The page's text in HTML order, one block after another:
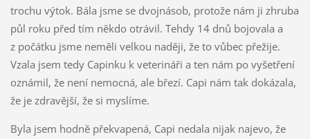
trochu výtok. Bála jsme se dvojnásob, protože nám ji zhruba
půl roku před tím někdo otrávil. Tehdy 14 dnů bojovala a
z počátku jsme neměli velkou naději, že to vůbec přežije.
Vzala jsem tedy Capinku k veterináři a ten nám po vyšetření
oznámil, že není nemocná, ale březí. Capi nám tak dokázala,
že je zdravější, že si myslíme.
Byla jsem hodně překvapená, Capi nedala nijak najevo, že